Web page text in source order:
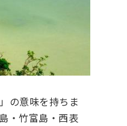
の意味を持ちま
・竹富島・西表